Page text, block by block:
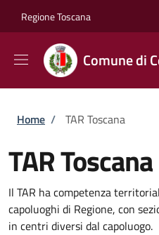
Regione Toscana
Comune di
Briciole di pane
Home / TAR Toscana
TAR Toscana
Il TAR ha competenza
capoluoghi di Regione, con
in centri diversi dal capoluogo.